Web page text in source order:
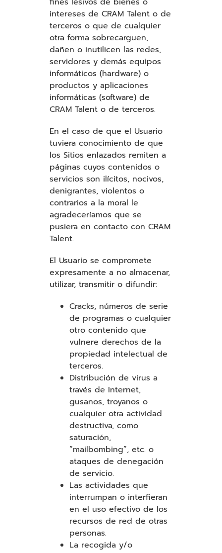
intereses de CRAM Talent o de
terceros o que de cualquier
otra forma sobrecarguen,
dañen o inutilicen las redes,
servidores y demás equipos
informáticos (hardware) o
productos y aplicaciones
informáticas (software) de
CRAM Talent o de terceros.
En el caso de que el Usuario
tuviera conocimiento de que
los Sitios enlazados remiten a
páginas cuyos contenidos o
servicios son ilícitos, nocivos,
denigrantes, violentos o
contrarios a la moral le
agradeceríamos que se
pusiera en contacto con CRAM
Talent.
El Usuario se compromete
expresamente a no almacenar,
utilizar, transmitir o difundir:
Cracks, números de serie
de programas o cualquier
otro contenido que
vulnere derechos de la
propiedad intelectual de
terceros.
Distribución de virus a
través de Internet,
gusanos, troyanos o
cualquier otra actividad
destructiva, como
saturación,
“mailbombing”, etc. o
ataques de denegación
de servicio.
Las actividades que
interrumpan o interfieran
en el uso efectivo de los
recursos de red de otras
personas.
La recogida y/o